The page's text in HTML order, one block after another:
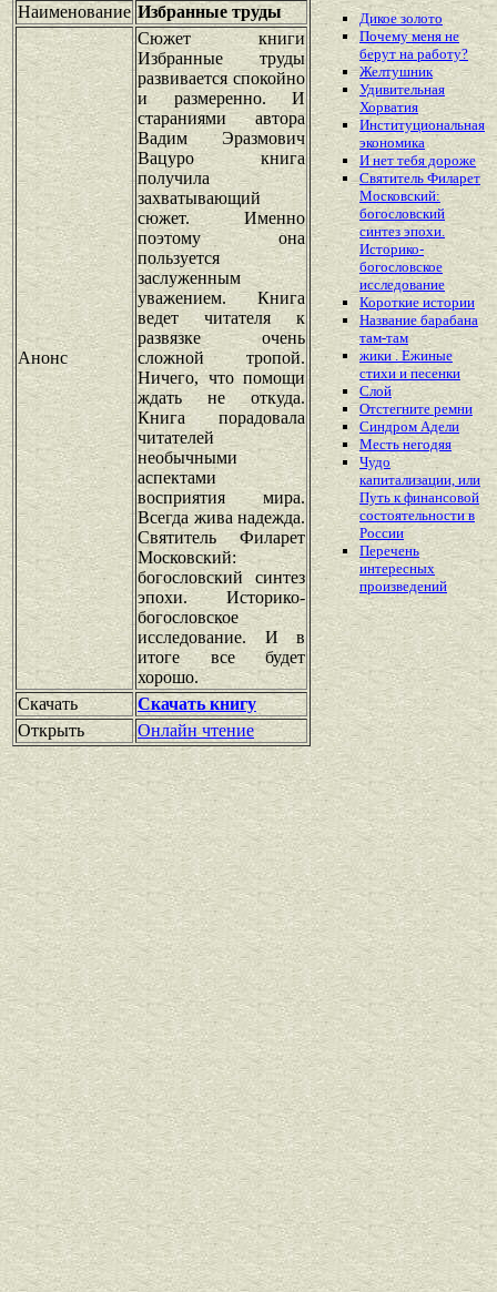
Наименование Избранные труды
Анонс
Сюжет книги
Избранные труды
развивается спокойно
и размеренно. И
стараниями автора
Вадим Эразмович
Вацуро книга
получила
захватывающий
сюжет. Именно
поэтому она
пользуется
заслуженным
уважением. Книга
ведет читателя к
развязке очень
сложной тропой.
Ничего, что помощи
ждать не откуда.
Книга порадовала
читателей
необычными
аспектами
восприятия мира.
Всегда жива надежда.
Святитель Филарет
Московский:
богословский синтез
эпохи. Историко-
богословское
исследование. И в
итоге все будет
хорошо.
Скачать
Скачать книгу
Открыть
Онлайн чтение
Дикое золото
Почему меня не
берут на работу?
Желтушник
Удивительная
Хорватия
Институциональная
экономика
И нет тебя дороже
Святитель Филарет
Московский:
богословский
синтез эпохи.
Историко-
богословское
исследование
Короткие истории
Название барабана
там-там
жики . Ежиные
стихи и песенки
Слой
Отстегните ремни
Синдром Адели
Месть негодяя
Чудо
капитализации, или
Путь к финансовой
состоятельности в
России
Перечень
интересных
произведений